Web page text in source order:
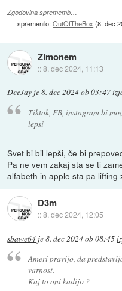
Zgodovina sprememb…
spremenilo:OutOfTheBox (8. dec
Zimonem
::8. dec 2024, 11:13
DeeJay je8. dec 2024 ob 03:47
Tiktok, FB, instagram bi
lepsi
Svet bi bil lepši, če bi
Pa ne vem zakaj sta se ti
alfabeth in apple sta pa lifting
D3m
::8. dec 2024, 12:05
sbawe64 je8. dec 2024 ob 08:45
Ameri pravijo, da
varnost.
Kaj to oni kadijo ?